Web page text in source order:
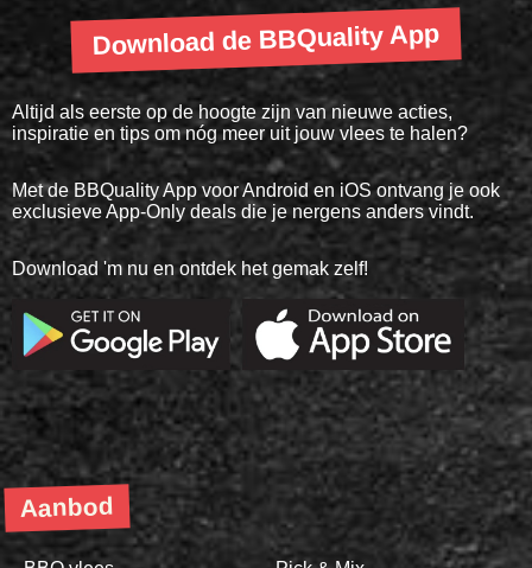
Download de BBQuality App
Altijd als eerste op de hoogte zijn van nieuwe acties,
inspiratie en tips om nóg meer uit jouw vlees te halen?
Met de BBQuality App voor Android en iOS ontvang je ook
exclusieve App-Only deals die je nergens anders vindt.
Download 'm nu en ontdek het gemak zelf!
Aanbod